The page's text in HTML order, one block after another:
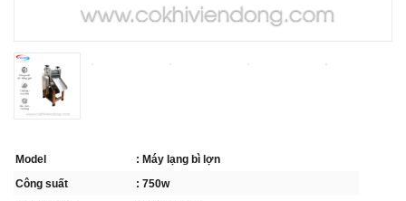
Model
: Máy lạng bì lợn
Công suất
: 750w
THIẾT BỊ LẠNH
THIẾT BỊ BẾP CÔNG NGHIỆP
UNCATEGORIZED